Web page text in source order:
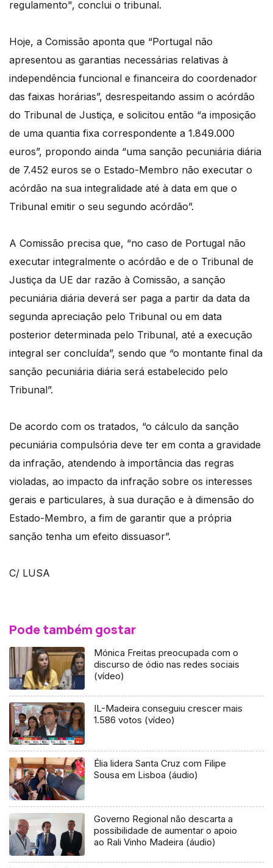
regulamento", conclui o tribunal.
Hoje, a Comissão aponta que “Portugal não
apresentou as garantias necessárias relativas à
independência funcional e financeira do coordenador
das faixas horárias”, desrespeitando assim o acórdão
do Tribunal de Justiça, e solicitou então “a imposição
de uma quantia fixa correspondente a 1.849.000
euros”, propondo ainda “uma sanção pecuniária diária
de 7.452 euros se o Estado-Membro não executar o
acórdão na sua integralidade até à data em que o
Tribunal emitir o seu segundo acórdão”.
A Comissão precisa que, “no caso de Portugal não
executar integralmente o acórdão e de o Tribunal de
Justiça da UE dar razão à Comissão, a sanção
pecuniária diária deverá ser paga a partir da data da
segunda apreciação pelo Tribunal ou em data
posterior determinada pelo Tribunal, até a execução
integral ser concluída”, sendo que “o montante final da
sanção pecuniária diária será estabelecido pelo
Tribunal”.
De acordo com os tratados, “o cálculo da sanção
pecuniária compulsória deve ter em conta a gravidade
da infração, atendendo à importância das regras
violadas, ao impacto da infração sobre os interesses
gerais e particulares, à sua duração e à dimensão do
Estado-Membro, a fim de garantir que a própria
sanção tenha um efeito dissuasor”.
C/ LUSA
Pode também gostar
Mónica Freitas preocupada com o
discurso de ódio nas redes sociais
(vídeo)
IL-Madeira conseguiu crescer mais
1.586 votos (vídeo)
Élia lidera Santa Cruz com Filipe
Sousa em Lisboa (áudio)
Governo Regional não descarta a
possibilidade de aumentar o apoio
ao Rali Vinho Madeira (áudio)